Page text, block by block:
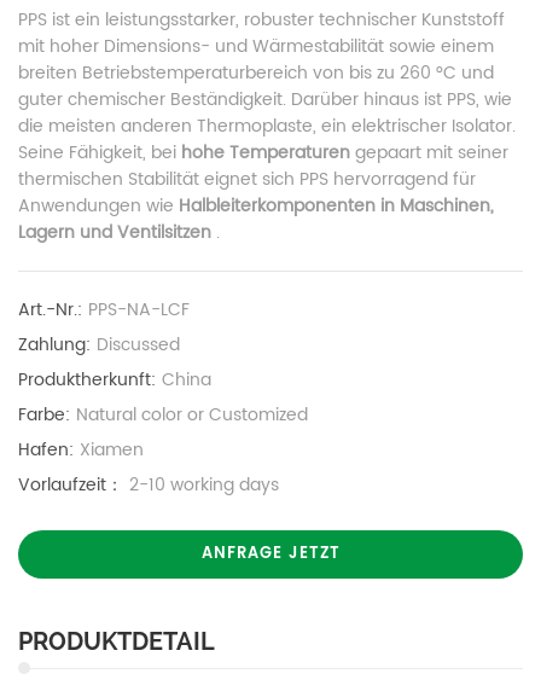
PPS ist ein leistungsstarker, robuster technischer Kunststoff
mit hoher Dimensions- und Wärmestabilität sowie einem
breiten Betriebstemperaturbereich von bis zu 260 °C und
guter chemischer Beständigkeit. Darüber hinaus ist PPS, wie
die meisten anderen Thermoplaste, ein elektrischer Isolator.
Seine Fähigkeit, bei hohe Temperaturengepaart mit seiner
thermischen Stabilität eignet sich PPS hervorragend für
Anwendungen wie Halbleiterkomponenten in Maschinen,
Lagern und Ventilsitzen .
Art.-Nr.: PPS-NA-LCF
Zahlung: Discussed
Produktherkunft: China
Farbe: Natural color or Customized
Hafen: Xiamen
Vorlaufzeit： 2-10 working days
ANFRAGE JETZT
PRODUKTDETAIL